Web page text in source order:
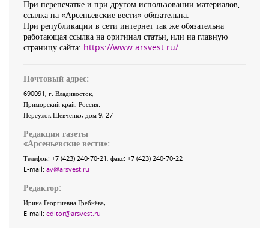
При перепечатке и при другом использовании материалов,
ссылка на «Арсеньевские вести» обязательна.
При републикации в сети интернет так же обязательна
работающая ссылка на оригинал статьи, или на главную
страницу сайта: https://www.arsvest.ru/
Почтовый адрес:
690091, г. Владивосток,
Приморский край, Россия.
Переулок Шевченко, дом 9, 27
Редакция газеты
«Арсеньевские вести»:
Телефон: +7 (423) 240-70-21, факс: +7 (423) 240-70-22
E-mail: av@arsvest.ru
Редактор:
Ирина Георгиевна Гребнёва,
E-mail: editor@arsvest.ru